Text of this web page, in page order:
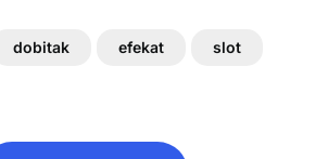
dobitak efekat slot